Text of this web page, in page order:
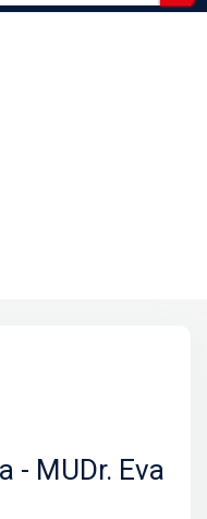
- MUDr. Eva